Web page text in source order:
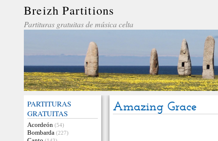
Breizh Partitions
Partituras gratuitas de música celta
PARTITURAS
GRATUITAS
Acordeón (54)
Bombarda (227)
Amazing Grace